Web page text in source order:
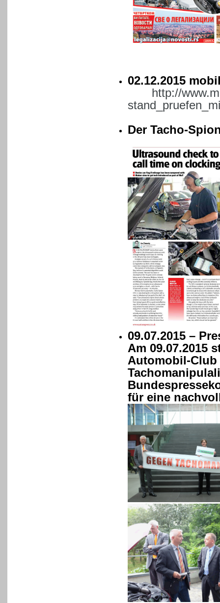
02.12.2015
http://
Der Tacho-
09.07.2015 –
Am 09.07.2015
Automobil-Club
für eine